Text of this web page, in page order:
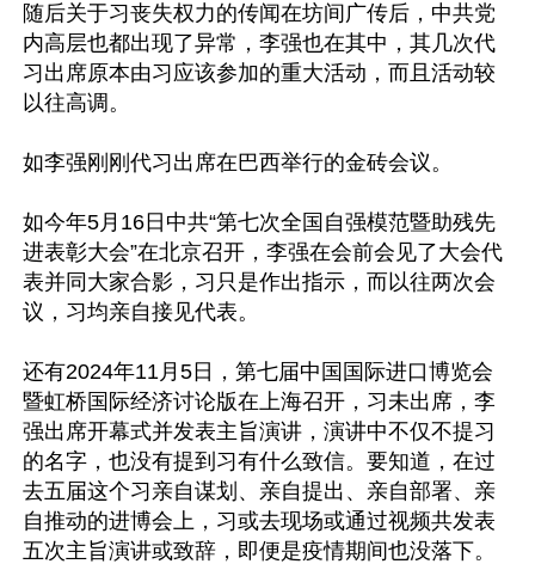
随后关于习丧失权力的传闻在坊间广传后，中共党
内高层也都出现了异常，李强也在其中，其几次代
习出席原本由习应该参加的重大活动，而且活动较
以往高调。
如李强刚刚代习出席在巴西举行的金砖会议。
如今年5月16日中共“第七次全国自强模范暨助残先
进表彰大会”在北京召开，李强在会前会见了大会代
表并同大家合影，习只是作出指示，而以往两次会
议，习均亲自接见代表。
还有2024年11月5日，第七届中国国际进口博览会
暨虹桥国际经济讨论版在上海召开，习未出席，李
强出席开幕式并发表主旨演讲，演讲中不仅不提习
的名字，也没有提到习有什么致信。要知道，在过
去五届这个习亲自谋划、亲自提出、亲自部署、亲
自推动的进博会上，习或去现场或通过视频共发表
五次主旨演讲或致辞，即便是疫情期间也没落下。